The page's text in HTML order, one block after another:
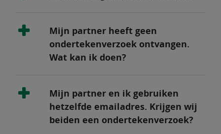
Mijn partner heeft geen
ondertekenverzoek ontvangen.
Wat kan ik doen?
Mijn partner en ik gebruiken
hetzelfde emailadres. Krijgen wij
beiden een ondertekenverzoek?